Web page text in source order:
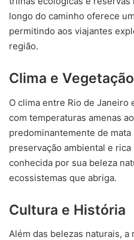
longo do caminho oferece
permitindo aos viajantes
região.
Clima e Vegetação
O clima entre Rio de Janeiro
com temperaturas amenas
predominantemente de
preservação ambiental e
conhecida por sua beleza
ecossistemas que abriga.
Cultura e História
Além das belezas naturais,